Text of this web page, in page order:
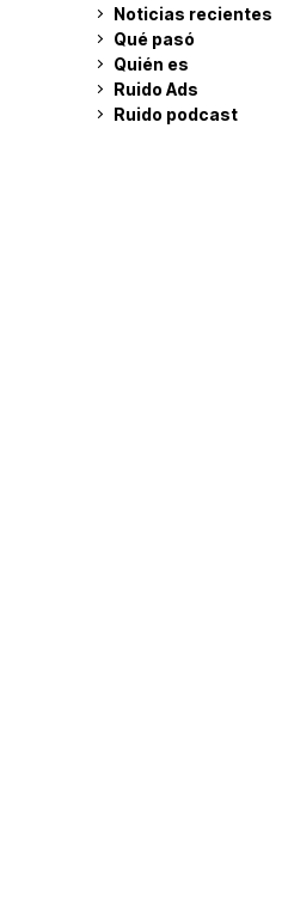
Noticias recientes
Qué pasó
Quién es
Ruido Ads
Ruido podcast